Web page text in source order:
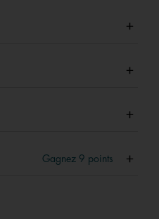
Gagnez 9 points